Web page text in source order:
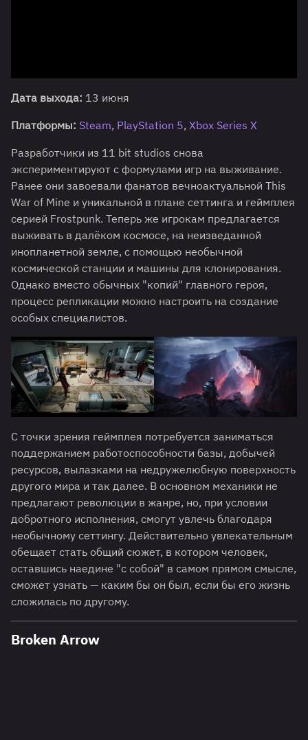
Дата выхода: 13 июня
Платформы: Steam, PlayStation 5, Xbox Series X
Разработчики из 11 bit studios снова
экспериментируют с формулами игр на выживание.
Ранее они завоевали фанатов вечноактуальной This
War of Mine и уникальной в плане сеттинга и геймплея
серией Frostpunk. Теперь же игрокам предлагается
выживать в далёком космосе, на неизведанной
инопланетной земле, с помощью необычной
космической станции и машины для клонирования.
Однако вместо обычных "копий" главного героя,
процесс репликации можно настроить на создание
особых специалистов.
С точки зрения геймплея потребуется заниматься
поддержанием работоспособности базы, добычей
ресурсов, вылазками на недружелюбную поверхность
другого мира и так далее. В основном механики не
предлагают революции в жанре, но, при условии
добротного исполнения, смогут увлечь благодаря
необычному сеттингу. Действительно увлекательным
обещает стать общий сюжет, в котором человек,
оставшись наедине "с собой" в самом прямом смысле,
сможет узнать — каким бы он был, если бы его жизнь
сложилась по другому.
Broken Arrow